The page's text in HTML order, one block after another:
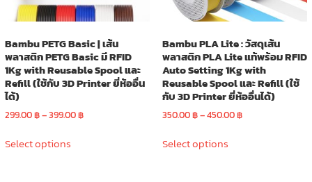
Bambu PETG Basic | เส้น
พลาสติก PETG Basic มี RFID
1Kg with Reusable Spool และ
Refill (ใช้กับ 3D Printer ยี่ห้ออื่น
ได้)
299.00฿–399.00฿Price
Select optionsproduct
Bambu PLA Lite : วัสดุเส้น
พลาสติก PLA Lite แท้พร้อม RFID
Auto Setting 1Kg with
Reusable Spool และ Refill (ใช้
กับ 3D Printer ยี่ห้ออื่นได้)
350.00฿–450.00฿Price
Select optionsproduct